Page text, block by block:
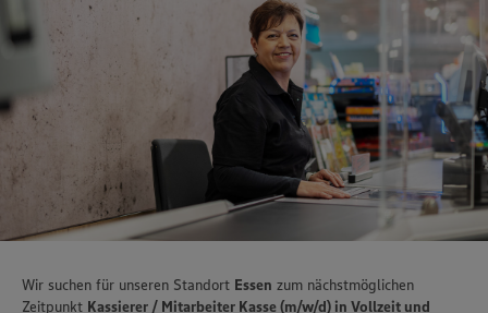
Wir suchen für unseren Standort Essen zum nächstmöglichen
Zeitpunkt Kassierer / Mitarbeiter Kasse (m/w/d) in Vollzeit und